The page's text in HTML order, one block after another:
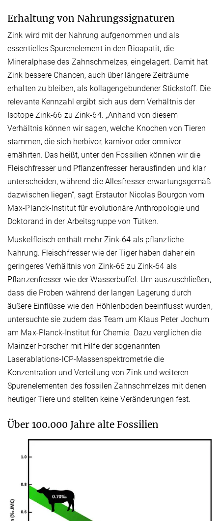
Erhaltung von Nahrungssignaturen
Zink wird mit der Nahrung aufgenommen und als
essentielles Spurenelement in den Bioapatit, die
Mineralphase des Zahnschmelzes, eingelagert. Damit hat
Zink bessere Chancen, auch über längere Zeiträume
erhalten zu bleiben, als kollagengebundener Stickstoff. Die
relevante Kennzahl ergibt sich aus dem Verhältnis der
Isotope Zink-66 zu Zink-64. „Anhand von diesem
Verhältnis können wir sagen, welche Knochen von Tieren
stammen, die sich herbivor, karnivor oder omnivor
ernährten. Das heißt, unter den Fossilien können wir die
Fleischfresser und Pflanzenfresser herausfinden und klar
unterscheiden, während die Allesfresser erwartungsgemäß
dazwischen liegen“, sagt Erstautor Nicolas Bourgon vom
Max-Planck-Institut für evolutionäre Anthropologie und
Doktorand in der Arbeitsgruppe von Tütken.
Muskelfleisch enthält mehr Zink-64 als pflanzliche
Nahrung. Fleischfresser wie der Tiger haben daher ein
geringeres Verhältnis von Zink-66 zu Zink-64 als
Pflanzenfresser wie der Wasserbüffel. Um auszuschließen,
dass die Proben während der langen Lagerung durch
äußere Einflüsse wie den Höhlenboden beeinflusst wurden,
untersuchte sie zudem das Team um Klaus Peter Jochum
am Max-Planck-Institut für Chemie. Dazu verglichen die
Mainzer Forscher mit Hilfe der sogenannten
Laserablations-ICP-Massenspektrometrie die
Konzentration und Verteilung von Zink und weiteren
Spurenelementen des fossilen Zahnschmelzes mit denen
heutiger Tiere und stellten keine Veränderungen fest.
Über 100.000 Jahre alte Fossilien